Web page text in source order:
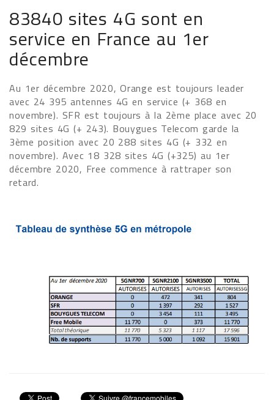
83840 sites 4G sont en
service en France au 1er
décembre
Au 1er décembre 2020, Orange est toujours leader
avec 24 395 antennes 4G en service (+ 368 en
novembre). SFR est toujours à la 2ème place avec 20
829 sites 4G (+ 243). Bouygues Telecom garde la
3ème position avec 20 288 sites 4G (+ 332 en
novembre). Avec 18 328 sites 4G (+325) au 1er
décembre 2020, Free commence à rattraper son
retard.